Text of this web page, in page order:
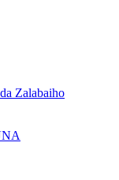
Zalabaiho